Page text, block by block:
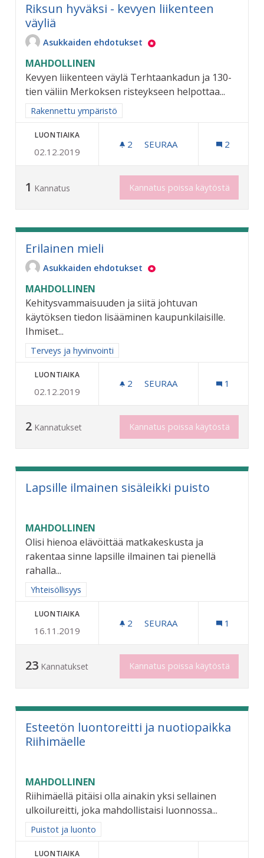
Riksun hyväksi - kevyen liikenteen
väyliä
Asukkaiden ehdotukset
MAHDOLLINEN
Kevyen liikenteen väylä Terhtaankadun ja 130-
tien väliin Merkoksen risteykseen helpottaa...
Rajaa tulokset aihepiirin mukaan: Rakennettu ympäristö
Rakennettu ympäristö
LUONTIAIKA
02.12.2019
2 2 SEURAAJAA
SEURAA 2
1 Kannatus Kannatus poissa käytöstä
Erilainen mieli
Asukkaiden ehdotukset
MAHDOLLINEN
Kehitysvammaisuuden ja siitä johtuvan
käytöksen tiedon lisääminen kaupunkilaisille.
Ihmiset...
Rajaa tulokset aihepiirin mukaan: Terveys ja hyvinvointi
Terveys ja hyvinvointi
LUONTIAIKA
02.12.2019
2 2 SEURAAJAA
SEURAA 1
2 Kannatukset Kannatus poissa käytöstä
Lapsille ilmainen sisäleikki puisto
MAHDOLLINEN
Olisi hienoa elävöittää matkakeskusta ja
rakentaa sinne lapsille ilmainen tai pienellä
rahalla...
Rajaa tulokset aihepiirin mukaan: Yhteisöllisyys
Yhteisöllisyys
LUONTIAIKA
16.11.2019
2 2 SEURAAJAA
SEURAA 1
23 Kannatukset Kannatus poissa käytöstä
Esteetön luontoreitti ja nuotiopaikka
Riihimäelle
MAHDOLLINEN
Riihimäellä pitäisi olla ainakin yksi sellainen
ulkoilureitti, joka mahdollistaisi luonnossa...
Rajaa tulokset aihepiirin mukaan: Puistot ja luonto
Puistot ja luonto
LUONTIAIKA